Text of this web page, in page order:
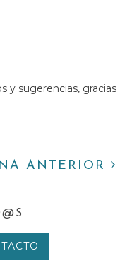
y sugerencias, gracias
ANTERIOR